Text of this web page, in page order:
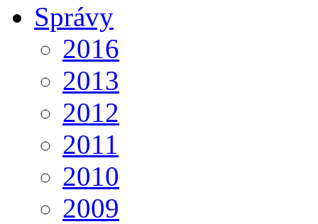
Správy
2016
2013
2012
2011
2010
2009